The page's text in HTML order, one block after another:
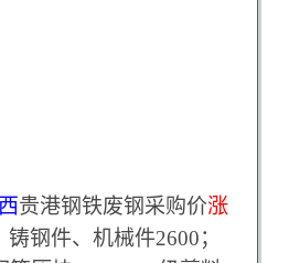
贵港钢铁废钢采购价涨
钢件、机械件2600；